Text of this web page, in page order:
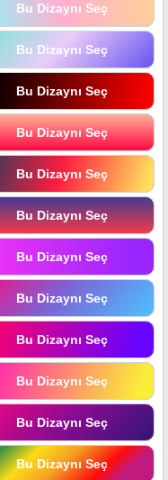
Bu Dizaynı Seç
Bu Dizaynı Seç
Bu Dizaynı Seç
Bu Dizaynı Seç
Bu Dizaynı Seç
Bu Dizaynı Seç
Bu Dizaynı Seç
Bu Dizaynı Seç
Bu Dizaynı Seç
Bu Dizaynı Seç
Bu Dizaynı Seç
Bu Dizaynı Seç